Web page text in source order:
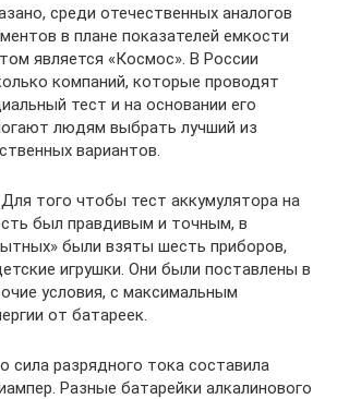
среди отечественных аналогов
в плане показателей емкости
является «Космос». В России
компаний, которые проводят
тест и на основании его
людям выбрать лучший из
вариантов.
того чтобы тест аккумулятора на
был правдивым и точным, в
были взяты шесть приборов,
игрушки. Они были поставлены в
условия, с максимальным
от батареек.
сила разрядного тока составила
Разные батарейки алкалинового